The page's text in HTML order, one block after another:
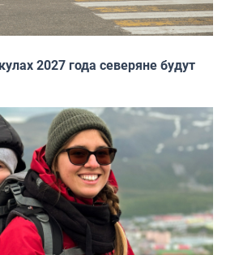
2027 года северяне будут